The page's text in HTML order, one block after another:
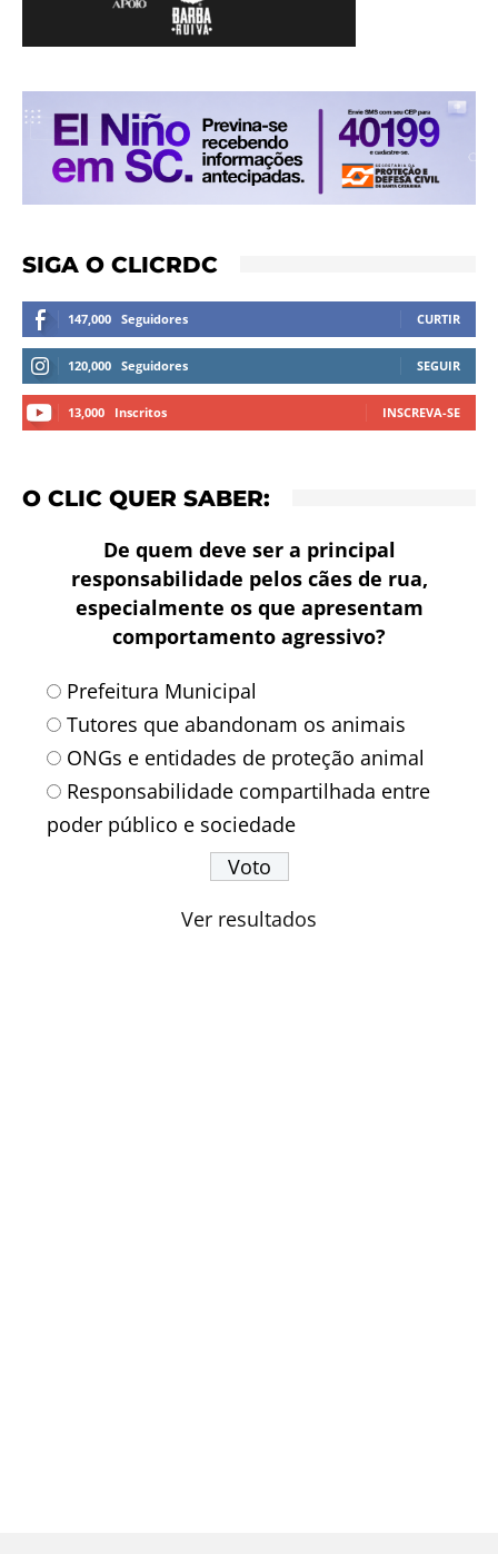
SIGA O CLICRDC
147,000 Seguidores CURTIR
120,000 Seguidores SEGUIR
13,000 Inscritos INSCREVA-SE
O CLIC QUER SABER:
De quem deve ser a principal
responsabilidade pelos cães de rua,
especialmente os que apresentam
comportamento agressivo?
Prefeitura Municipal
Tutores que abandonam os animais
ONGs e entidades de proteção animal
Responsabilidade compartilhada entre
poder público e sociedade
Ver resultados